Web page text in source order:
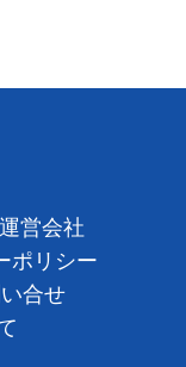
運営会社
ポリシー
合せ